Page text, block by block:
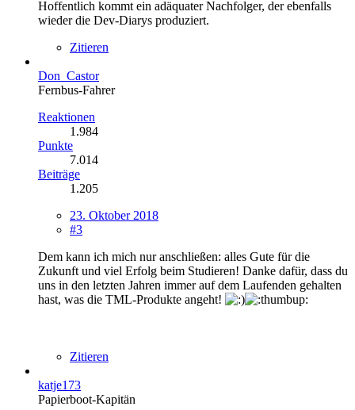
Hoffentlich kommt ein adäquater Nachfolger, der ebenfalls
wieder die Dev-Diarys produziert.
Zitieren
Don_Castor
Fernbus-Fahrer
Reaktionen
1.984
Punkte
7.014
Beiträge
1.205
23. Oktober 2018
#3
Dem kann ich mich nur anschließen: alles Gute für die
Zukunft und viel Erfolg beim Studieren! Danke dafür, dass du
uns in den letzten Jahren immer auf dem Laufenden gehalten
hast, was die TML-Produkte angeht!
Zitieren
katje173
Papierboot-Kapitän